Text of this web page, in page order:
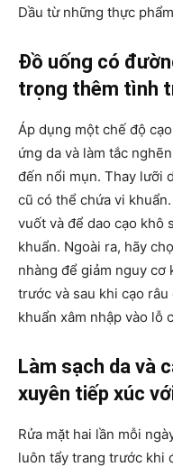
Dầu từ những thực
Đồ uống có
trọng thêm tình
Áp dụng một chế độ
ứng da và làm tắc
đến nổi mụn. Thay lưỡi
cũ có thể chứa vi
vuốt và để dao cạo khô
khuẩn. Ngoài ra, hãy
nhàng để giảm nguy cơ
trước và sau khi cạo
khuẩn xâm nhập vào lỗ
Làm sạch da và
xuyên tiếp xúc
Rửa mặt hai lần mỗi
luôn tẩy trang trước khi